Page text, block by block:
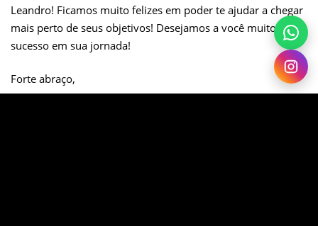
Leandro! Ficamos muito felizes em poder te ajudar a chegar
mais perto de seus objetivos! Desejamos a você muito
sucesso em sua jornada!
Forte abraço,